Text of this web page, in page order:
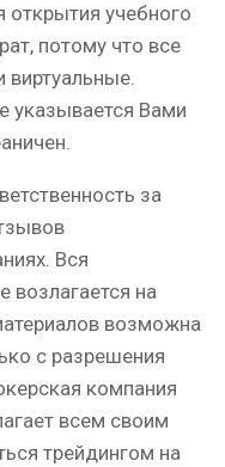
открытия учебного
потому что все
виртуальные.
указывается Вами
за
Вся
возлагается на
возможна
с разрешения
компания
всем своим
трейдингом на